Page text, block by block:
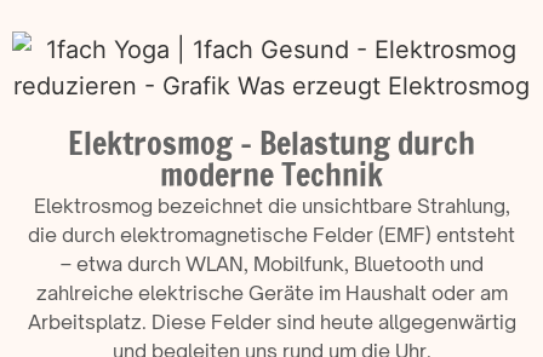
Elektrosmog - Belastung durch
moderne Technik
Elektrosmog bezeichnet die unsichtbare Strahlung,
die durch elektromagnetische Felder (EMF) entsteht
– etwa durch WLAN, Mobilfunk, Bluetooth und
zahlreiche elektrische Geräte im Haushalt oder am
Arbeitsplatz. Diese Felder sind heute allgegenwärtig
und begleiten uns rund um die Uhr.